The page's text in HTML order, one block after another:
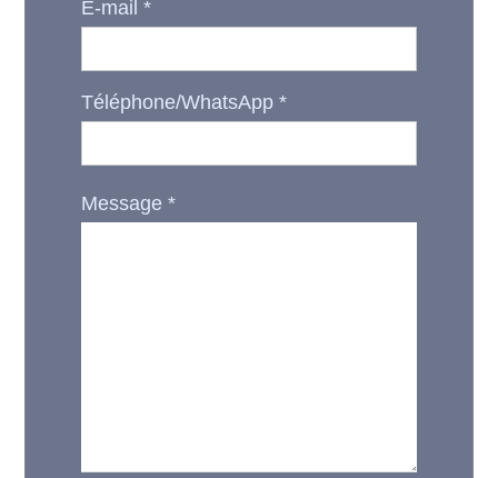
E-mail*
Téléphone/WhatsApp*
Message*